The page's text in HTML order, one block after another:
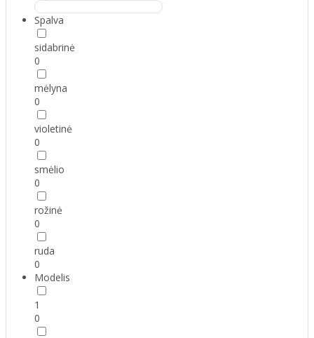
Spalva
sidabrinė
0
mėlyna
0
violetinė
0
smėlio
0
rožinė
0
ruda
0
Modelis
1
0